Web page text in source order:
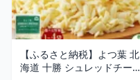
【ふるさと納税】よつ葉 北
海道 十勝 シュレッドチー